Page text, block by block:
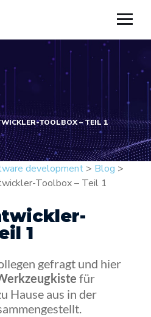
TOOLBOX – TEIL 1
development > Blog >
Toolbox – Teil 1
1
gefragt und hier
für
Hause aus in der